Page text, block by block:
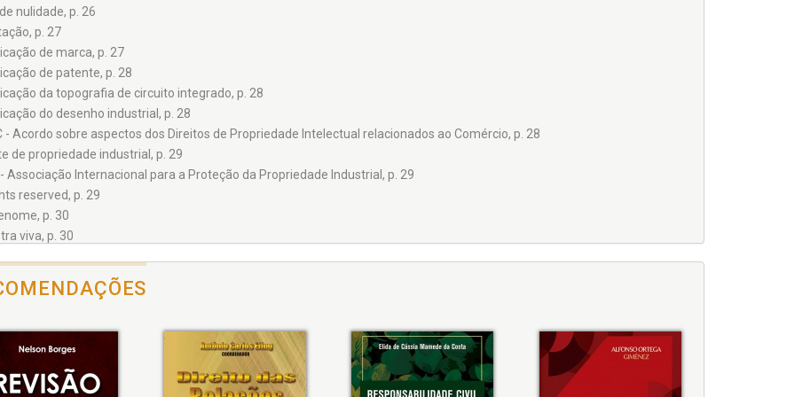
nulidade, p. 26
p. 27
de marca, p. 27
de patente, p. 28
da topografia de circuito integrado, p. 28
do desenho industrial, p. 28
- Acordo sobre aspectos dos Direitos de Propriedade Intelectual relacionados ao Comércio, p. 28
de propriedade industrial, p. 29
Associação Internacional para a Proteção da Propriedade Industrial, p. 29
reserved, p. 29
p. 30
viva, p. 30
do depósito, p. 31
p. 31
- Agência Nacional de Vigilância Sanitária, p. 31
p. 32
industrial, p. 33